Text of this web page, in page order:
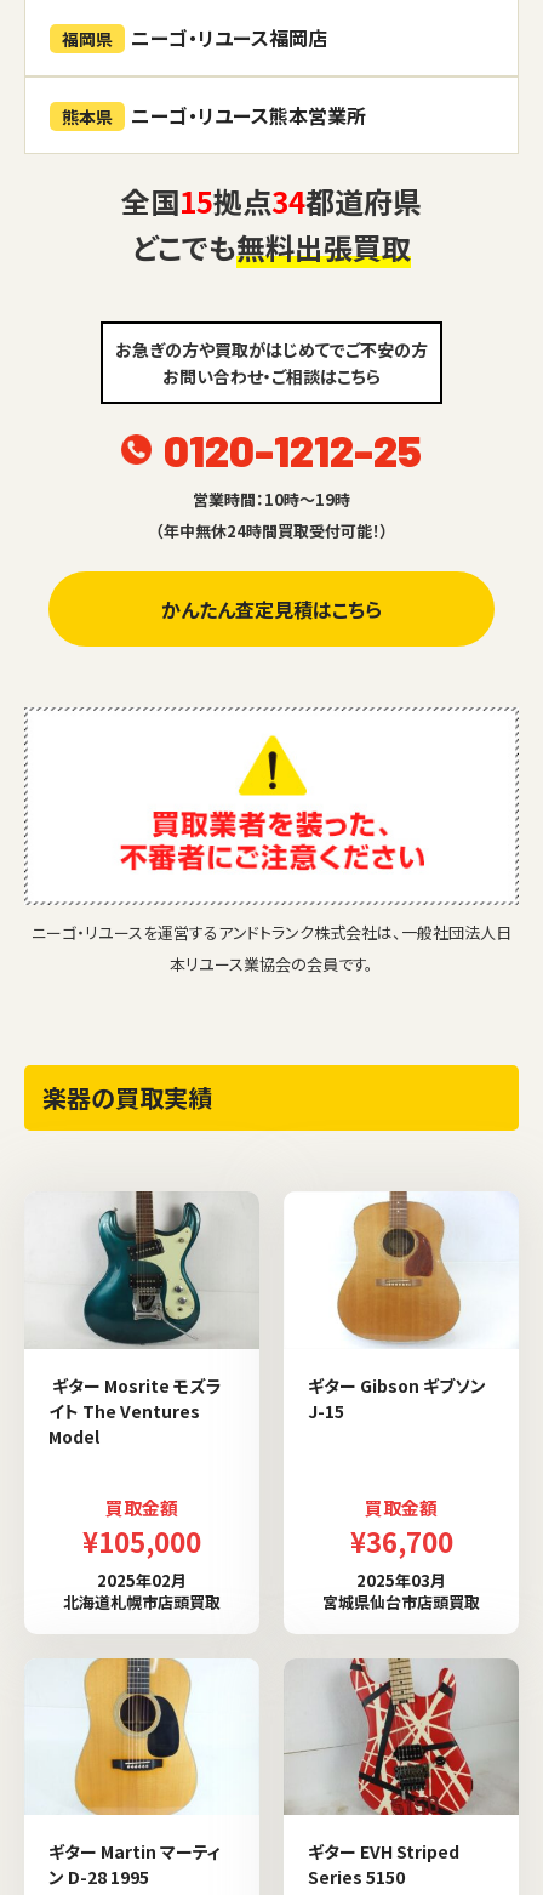
福岡県 ニーゴ・リユース福岡店
熊本県 ニーゴ・リユース熊本営業所
全国15拠点34都道府県
どこでも無料出張買取
お急ぎの方や買取がはじめてでご不安の方
お問い合わせ・ご相談はこちら
0120-1212-25
営業時間：10時～19時
（年中無休24時間買取受付可能！）
かんたん査定見積はこちら
ニーゴ・リユースを運営するアンドトランク株式会社は、一般社団法人日
本リユース業協会の会員です。
楽器の買取実績
ギター Mosrite モズラ
イト The Ventures
Model
買取金額
¥105,000
2025年02月
北海道札幌市店頭買取
ギター Gibson ギブソン
J-15
買取金額
¥36,700
2025年03月
宮城県仙台市店頭買取
ギター Martin マーティ
ン D-28 1995
ギター EVH Striped
Series 5150